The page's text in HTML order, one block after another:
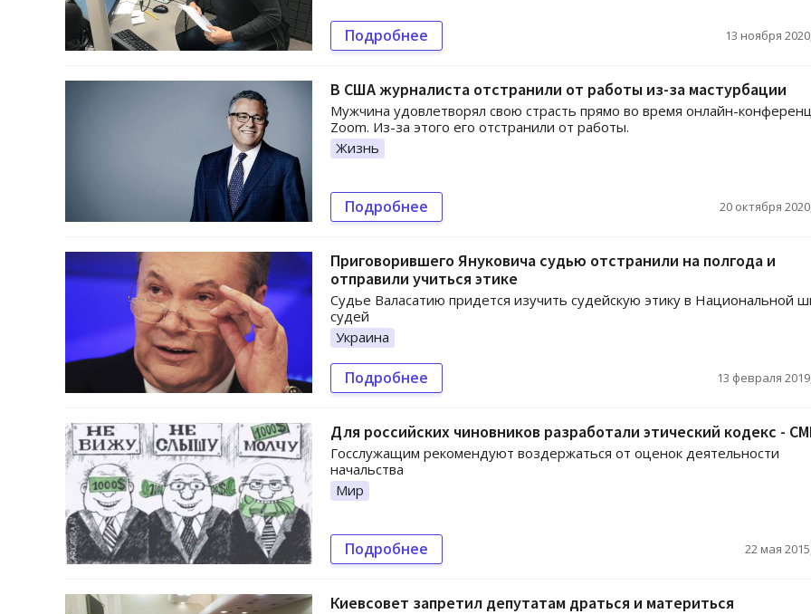
Подробнее 13 ноября
В США журналиста отстранили от работы из-за мастурбации
Мужчина удовлетворял свою страсть прямо во время онлайн-
Zoom. Из-за этого его отстранили от работы.
Жизнь
Подробнее 20 октября
Приговорившего Януковича судью отстранили на полгода и
отправили учиться этике
Судье Валасатию придется изучить судейскую этику в Национальной
судей
Украина
Подробнее 13 февраля
Для российских чиновников разработали этический кодекс -
Госслужащим рекомендуют воздержаться от оценок деятельности
начальства
Мир
Подробнее 22 мая
Киевсовет запретил депутатам драться и материться